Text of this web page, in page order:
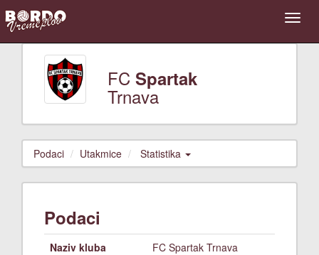
FC Spartak
Trnava
Podaci Utakmice Statistika
Podaci
Naziv kluba
FC Spartak Trnava